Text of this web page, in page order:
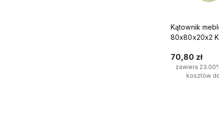
Kątownik
80x80x20x2
70,80 zł
zawiera
kosztów